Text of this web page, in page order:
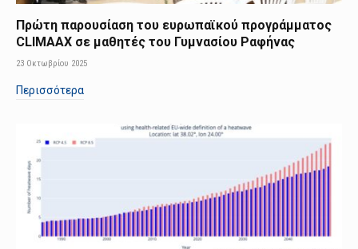
Πρώτη παρουσίαση του ευρωπαϊκού προγράμματος
CLIMAAX σε μαθητές του Γυμνασίου Ραφήνας
23 Οκτωβρίου 2025
Περισσότερα